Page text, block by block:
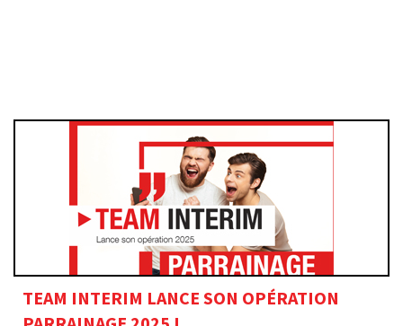
TEAM INTERIM LANCE SON OPÉRATION